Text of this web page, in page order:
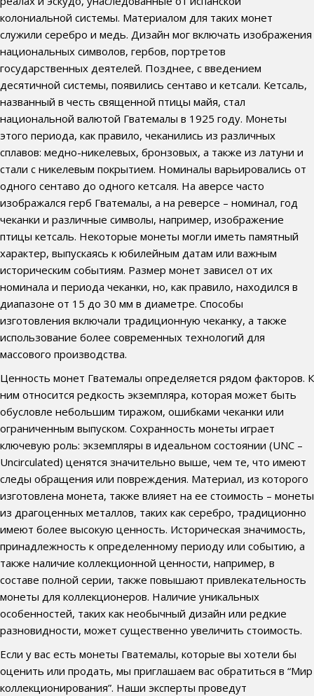
колониальной системы. Материалом для таких монет
служили серебро и медь. Дизайн мог включать изображения
национальных символов, гербов, портретов
государственных деятелей. Позднее, с введением
десятичной системы, появились сентаво и кетсали. Кетсаль,
названный в честь священной птицы майя, стал
национальной валютой Гватемалы в 1925 году. Монеты
этого периода, как правило, чеканились из различных
сплавов: медно-никелевых, бронзовых, а также из латуни и
стали с никелевым покрытием. Номиналы варьировались от
одного сентаво до одного кетсаля. На аверсе часто
изображался герб Гватемалы, а на реверсе – номинал, год
чеканки и различные символы, например, изображение
птицы кетсаль. Некоторые монеты могли иметь памятный
характер, выпускаясь к юбилейным датам или важным
историческим событиям. Размер монет зависел от их
номинала и периода чеканки, но, как правило, находился в
диапазоне от 15 до 30 мм в диаметре. Способы
изготовления включали традиционную чеканку, а также
использование более современных технологий для
массового производства.
Ценность монет Гватемалы определяется рядом факторов. К
ним относится редкость экземпляра, которая может быть
обусловле небольшим тиражом, ошибками чеканки или
ограниченным выпуском. Сохранность монеты играет
ключевую роль: экземпляры в идеальном состоянии (UNC –
Uncirculated) ценятся значительно выше, чем те, что имеют
следы обращения или повреждения. Материал, из которого
изготовлена монета, также влияет на ее стоимость – монеты
из драгоценных металлов, таких как серебро, традиционно
имеют более высокую ценность. Историческая значимость,
принадлежность к определенному периоду или событию, а
также наличие коллекционной ценности, например, в
составе полной серии, также повышают привлекательность
монеты для коллекционеров. Наличие уникальных
особенностей, таких как необычный дизайн или редкие
разновидности, может существенно увеличить стоимость.
Если у вас есть монеты Гватемалы, которые вы хотели бы
оценить или продать, мы приглашаем вас обратиться в “Мир
коллекционирования”. Наши эксперты проведут